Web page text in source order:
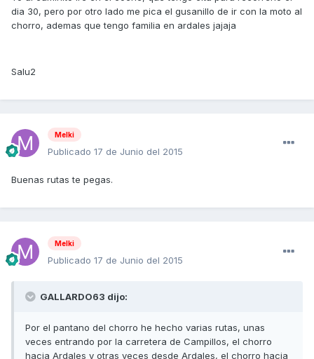
dia 30, pero por otro lado me pica el gusanillo de ir con la moto al
chorro, ademas que tengo familia en ardales jajaja
Salu2
Melki
Publicado 17 de Junio del 2015
Buenas rutas te pegas.
Melki
Publicado 17 de Junio del 2015
GALLARDO63 dijo:
Por el pantano del chorro he hecho varias rutas, unas
veces entrando por la carretera de Campillos, el chorro
hacia Ardales y otras veces desde Ardales, el chorro hacia